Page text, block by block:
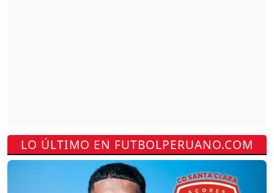
LO ÚLTIMO EN FUTBOLPERUANO.COM